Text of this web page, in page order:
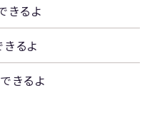
きるよ
るよ
きるよ